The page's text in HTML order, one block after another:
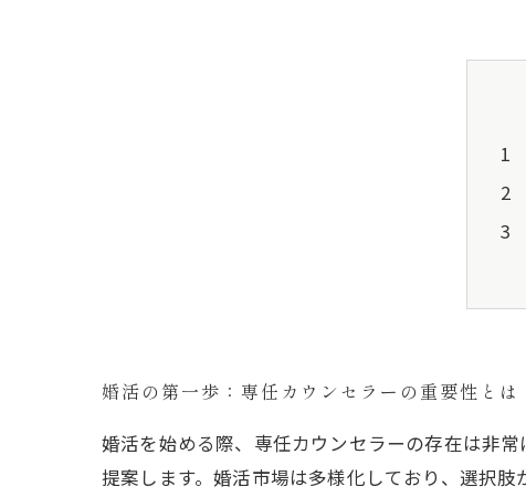
婚活の第一歩：専任カウンセラーの重要性とは
婚活を始める際、専任カウンセラーの存在は非
提案します。婚活市場は多様化しており、選択